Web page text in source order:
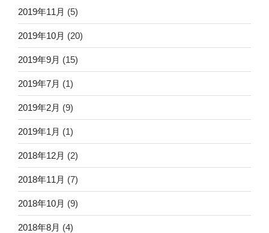
2019年11月 (5)
2019年10月 (20)
2019年9月 (15)
2019年7月 (1)
2019年2月 (9)
2019年1月 (1)
2018年12月 (2)
2018年11月 (7)
2018年10月 (9)
2018年8月 (4)